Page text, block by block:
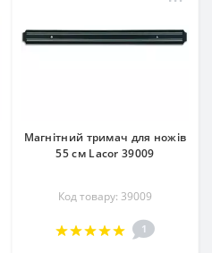
Магнітний тримач для ножів
55 см Lacor 39009
Код товару: 39009
1